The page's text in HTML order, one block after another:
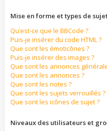
Mise en forme et types de
Qu’est-ce que le BBCode ?
Puis-je insérer du code HTML ?
Que sont les émoticônes ?
Puis-je insérer des images ?
Que sont les annonces
Que sont les annonces ?
Que sont les notes ?
Que sont les sujets verrouillés ?
Que sont les icônes de sujet ?
Niveaux des utilisateurs et